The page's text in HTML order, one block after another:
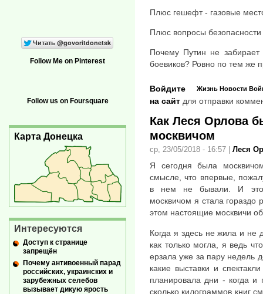
Плюс гешефт - газовые
Плюс вопросы
Почему Путин не забирает
боевиков? Ровно по тем же
Жизнь Новости
Войдите
на сайт для отправки
Как Леся Орлова
москвичом
ср, 23/05/2018 - 16:57 Леся
Я сегодня была
смысле, что впервые,
в нем не бывали. И это
москвичом я стала
этом настоящие москвичи
Когда я здесь не жила и не
как только могла, я ведь
ерзала уже за пару недель
какие выставки и
планировала дни - когда и
сколько килограммов книг
Follow Me on Pinterest
Follow us on Foursquare
Карта Донецка
Интересуются
Доступ к странице
запрещён
Почему антивоенный парад
российских, украинских и
зарубежных селебов
вызывает дикую ярость